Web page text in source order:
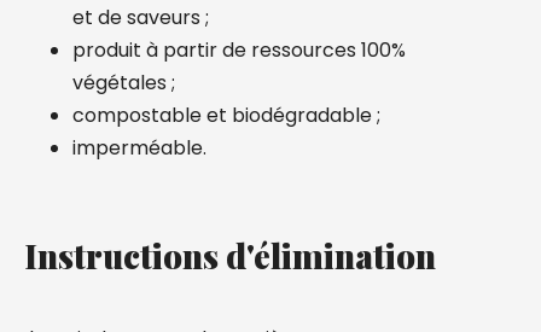
et de saveurs ;
produit à partir de ressources 100%
végétales ;
compostable et biodégradable ;
imperméable.
Instructions d'élimination